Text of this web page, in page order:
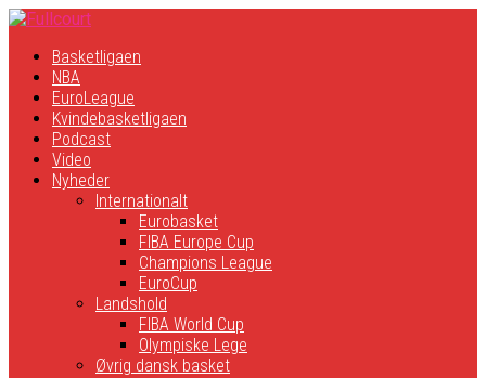
Basketligaen
NBA
EuroLeague
Kvindebasketligaen
Podcast
Video
Nyheder
Internationalt
Eurobasket
FIBA Europe Cup
Champions League
EuroCup
Landshold
FIBA World Cup
Olympiske Lege
Øvrig dansk basket